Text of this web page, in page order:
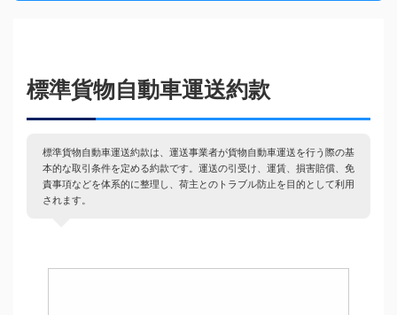
標準貨物自動車運送約款
標準貨物自動車運送約款は、運送事業者が貨物自動車運送を行う際の基
本的な取引条件を定める約款です。運送の引受け、運賃、損害賠償、免
責事項などを体系的に整理し、荷主とのトラブル防止を目的として利用
されます。